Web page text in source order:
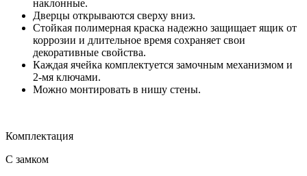
наклонные.
Дверцы открываются сверху вниз.
Стойкая полимерная краска надежно защищает ящик от
коррозии и длительное время сохраняет свои
декоративные свойства.
Каждая ячейка комплектуется замочным механизмом и
2-мя ключами.
Можно монтировать в нишу стены.
Комплектация
С замком